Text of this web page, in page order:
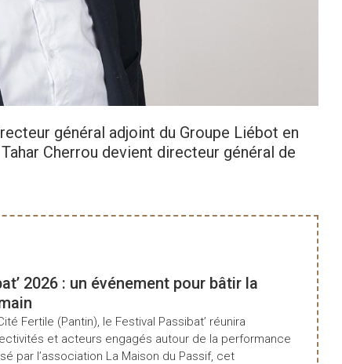
général adjoint du Groupe Liébot en
Cherrou devient directeur général de
2026 : un événement pour bâtir la
Fertile (Pantin), le Festival Passibat’ réunira
et acteurs engagés autour de la performance
par l’association La Maison du Passif, cet